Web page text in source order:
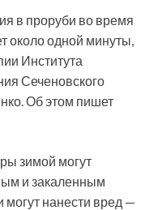
в проруби во время
около одной минуты,
Института
Сеченовского
Об этом пишет
зимой могут
и закаленным
нанести вред —